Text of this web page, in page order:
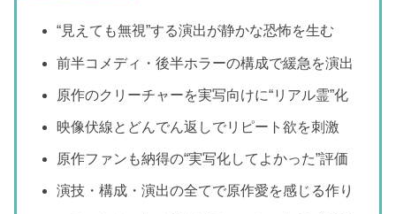
“見えても無視”する演出が静かな恐怖を生む
前半コメディ・後半ホラーの構成で緩急を演出
原作のクリーチャーを実写向けに“リアル霊”化
映像伏線とどんでん返しでリピート欲を刺激
原作ファンも納得の“実写化してよかった”評価
演技・構成・演出の全てで原作愛を感じる作り